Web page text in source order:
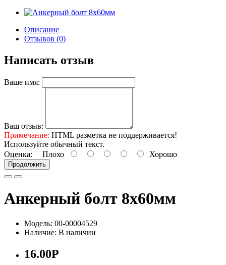
Описание
Отзывов (0)
Написать отзыв
Ваше имя:
Ваш отзыв:
Примечание: HTML разметка не поддерживается!
Используйте обычный текст.
Оценка: Плохо Хорошо
Продолжить
Анкерный болт 8х60мм
Модель: 00-00004529
Наличие: В наличии
16.00Р